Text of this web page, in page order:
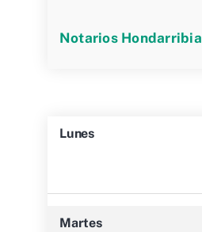
Notarios Hondarribia
Lunes
Martes